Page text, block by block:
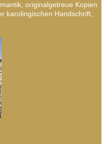
originalgetreue Kopien
karolingischen Handschrift,